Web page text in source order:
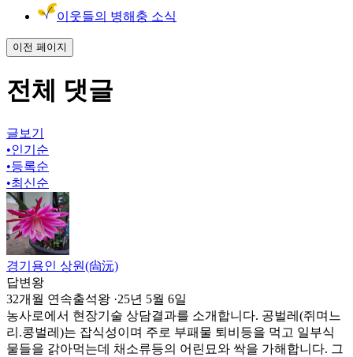
이웃들의 병해충 소식
이전 페이지
전체 댓글
글보기
•인기순
•등록순
•최신순
경기용인 상원(尙沅)
답변왕
32개월 연속출석왕 ·25년 5월 6일
농사로에서 현장기술 상담결과를 소개합니다. 공벌레(쥐며느
리.콩벌레)는 잡식성이며 주로 부패물 퇴비등을 먹고 일부식
물들을 갉아먹는데 채소류등의 어린묘와 싹을 가해합니다. 그